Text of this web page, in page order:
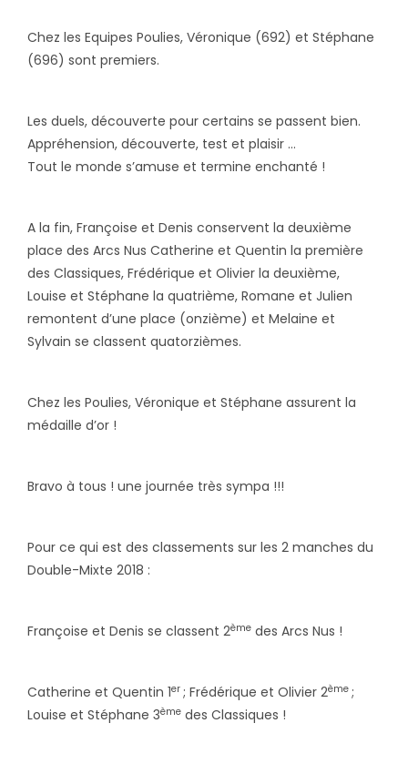
Chez les Equipes Poulies, Véronique (692) et Stéphane
(696) sont premiers.
Les duels, découverte pour certains se passent bien.
Appréhension, découverte, test et plaisir …
Tout le monde s’amuse et termine enchanté !
A la fin, Françoise et Denis conservent la deuxième
place des Arcs Nus Catherine et Quentin la première
des Classiques, Frédérique et Olivier la deuxième,
Louise et Stéphane la quatrième, Romane et Julien
remontent d’une place (onzième) et Melaine et
Sylvain se classent quatorzièmes.
Chez les Poulies, Véronique et Stéphane assurent la
médaille d’or !
Bravo à tous ! une journée très sympa !!!
Pour ce qui est des classements sur les 2 manches du
Double-Mixte 2018 :
Françoise et Denis se classent 2ème des Arcs Nus !
Catherine et Quentin 1er ; Frédérique et Olivier 2ème ;
Louise et Stéphane 3ème des Classiques !